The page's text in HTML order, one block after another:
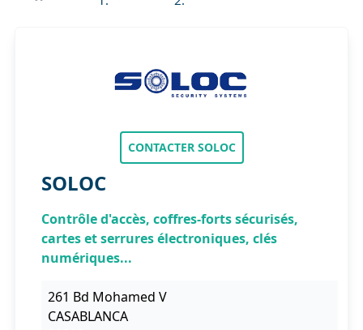
CONTACTER SOLOC
SOLOC
Contrôle d'accès, coffres-forts sécurisés,
cartes et serrures électroniques, clés
numériques...
261 Bd Mohamed V
CASABLANCA